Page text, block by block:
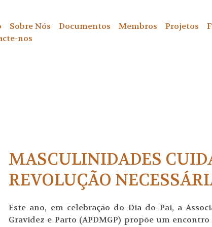
Sobre Nós Documentos Membros Projetos
nos
MASCULINIDADES
REVOLUÇÃO
Este ano, em celebração do Dia do Pai, a
Gravidez e Parto (APDMGP) propõe um